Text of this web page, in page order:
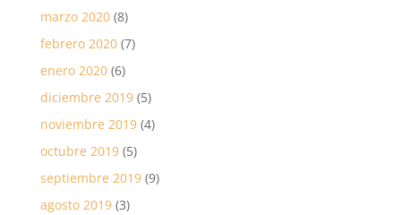
marzo 2020(8)
febrero 2020(7)
enero 2020(6)
diciembre 2019(5)
noviembre 2019(4)
octubre 2019(5)
septiembre 2019(9)
agosto 2019(3)